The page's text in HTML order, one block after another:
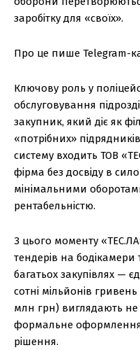
заробітку для «своїх».
Про це пише Telegram-
Ключову роль у
обслуговування
закупник, який діє як
«потрібних»
систему входить ТОВ
фірма без досвіду в
мінімальними
рентабельністю.
З цього моменту
тендерів на бодікамери
багатьох закупівлях —
сотні мільйонів
млн грн) виглядають не
формальне оформлення
рішення.